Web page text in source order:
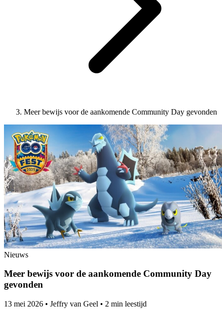
Meer bewijs voor de aankomende Community Day gevonden
Nieuws
Meer bewijs voor de aankomende Community Day
gevonden
13 mei 2026 • Jeffry van Geel • 2 min leestijd